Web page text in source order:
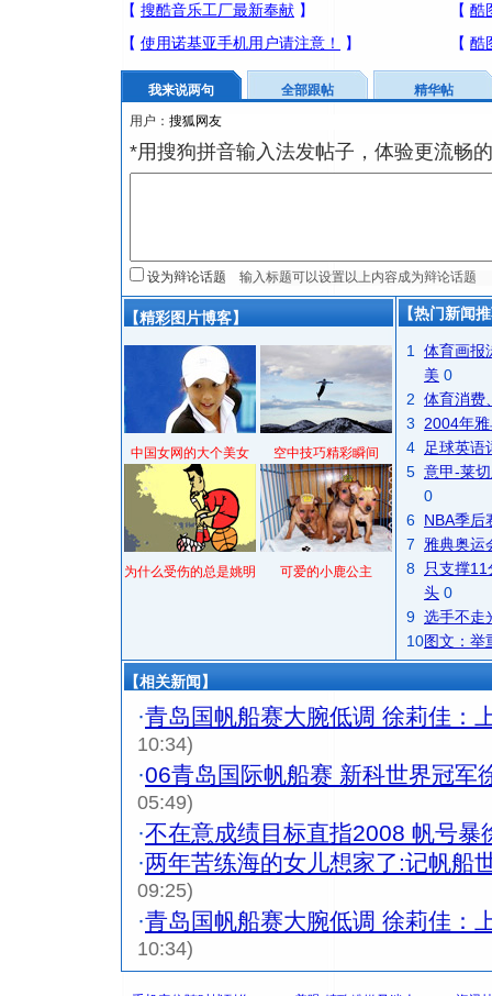
我来说两句 全部跟帖
精华帖
用户：
*用搜狗拼音输入法发帖子，体验更流畅
设为辩论话题
【精彩图片博客】
中国女网的大个美女 空中技巧精彩瞬间
为什么受伤的总是姚明 可爱的小鹿公主
【热门新闻
1
体育画报
美 0
2 体育消费
3
2004年
4
足球英语
5 意甲-莱
0
6 NBA季后
7
雅典奥运
8
只支撑
头 0
9 选手不走
10图文：举
【相关新闻】
·青岛国帆船赛大腕低调 徐莉佳：
10:34)
·06青岛国际帆船赛 新科世界冠军
05:49)
·不在意成绩目标直指2008 帆号暴
·两年苦练海的女儿想家了:记帆船
09:25)
·青岛国帆船赛大腕低调 徐莉佳：
10:34)